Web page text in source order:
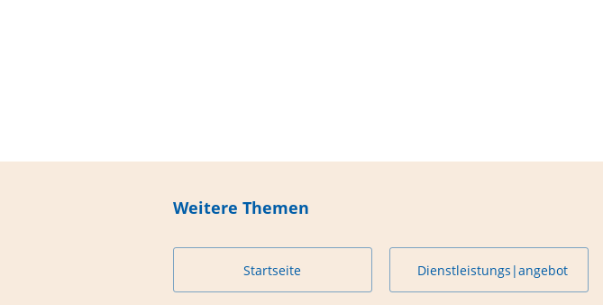
Weitere Themen
Startseite Dienstleistungs|angebot